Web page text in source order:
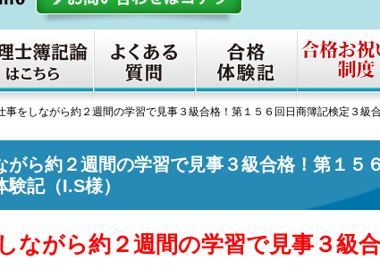
事をしながら約２週間の学習で見事３級合格！第１５６回日商簿記検定３級合
がら約２週間の学習で見事３級合格！第１５
記（I.S様）
ながら約２週間の学習で見事３級合